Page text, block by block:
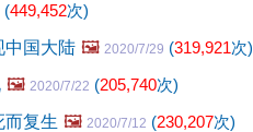
(449,452次)
中国大陆 🖼️ 2020/7/29 (319,921次)
🖼️ 2020/7/22 (205,740次)
而复生 🖼️ 2020/7/12 (230,207次)